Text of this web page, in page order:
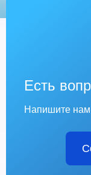
Есть
Напишите нам